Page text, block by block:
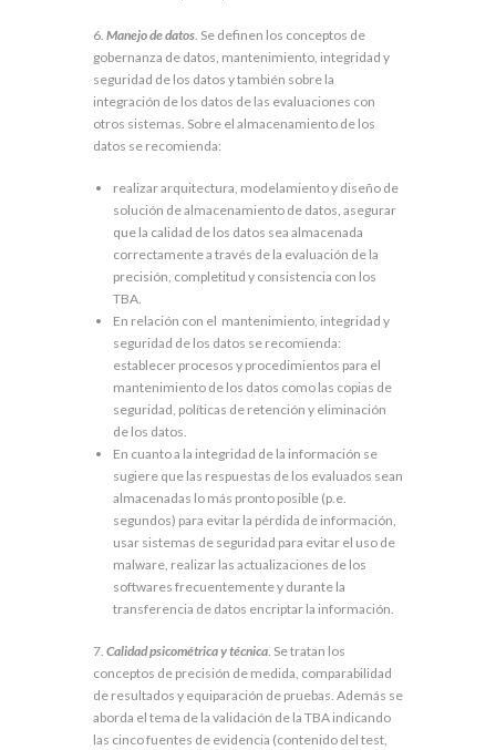
6. Manejo de datos . Se definen los conceptos de
gobernanza de datos, mantenimiento, integridad y
seguridad de los datos y también sobre la
integración de los datos de las evaluaciones con
otros sistemas. Sobre el almacenamiento de los
datos se recomienda:
realizar arquitectura, modelamiento y diseño de
solución de almacenamiento de datos, asegurar
que la calidad de los datos sea almacenada
correctamente a través de la evaluación de la
precisión, completitud y consistencia con los
TBA.
En relación con el mantenimiento, integridad y
seguridad de los datos se recomienda:
establecer procesos y procedimientos para el
mantenimiento de los datos como las copias de
seguridad, políticas de retención y eliminación
de los datos.
En cuanto a la integridad de la información se
sugiere que las respuestas de los evaluados sean
almacenadas lo más pronto posible (p.e.
segundos) para evitar la pérdida de información,
usar sistemas de seguridad para evitar el uso de
malware, realizar las actualizaciones de los
softwares frecuentemente y durante la
transferencia de datos encriptar la información.
7. Calidad psicométrica y técnica . Se tratan los
conceptos de precisión de medida, comparabilidad
de resultados y equiparación de pruebas. Además se
aborda el tema de la validación de la TBA indicando
las cinco fuentes de evidencia (contenido del test,